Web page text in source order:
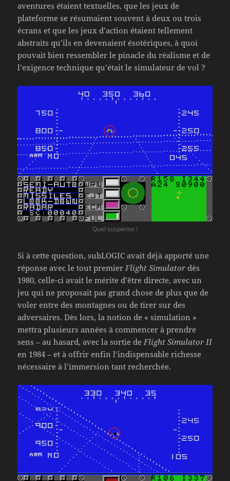
aventures étaient textuelles, que les jeux de
plateforme se résumaient souvent à deux ou trois
écrans et que les jeux d’action étaient tellement
abstraits qu’ils en devenaient ésotériques, à quoi
pouvait bien ressembler le pinacle du réalisme et de
l’exigence technique qu’était le simulateur de vol ?
Quel suspense !
Si à cette question, subLOGIC avait déjà apporté une
réponse avec le tout premier Flight Simulator dès
1980, celle-ci avait le mérite d’être directe, avec un
jeu qui ne proposait pas grand chose de plus que de
voler entre des montagnes ou de tirer sur des
adversaires. Dès lors, la notion de « simulation »
mettra plusieurs années à commencer à prendre
sens – au hasard, avec la sortie de Flight Simulator II
en 1984 – et à offrir enfin l’indispensable richesse
nécessaire à l’immersion tant recherchée.